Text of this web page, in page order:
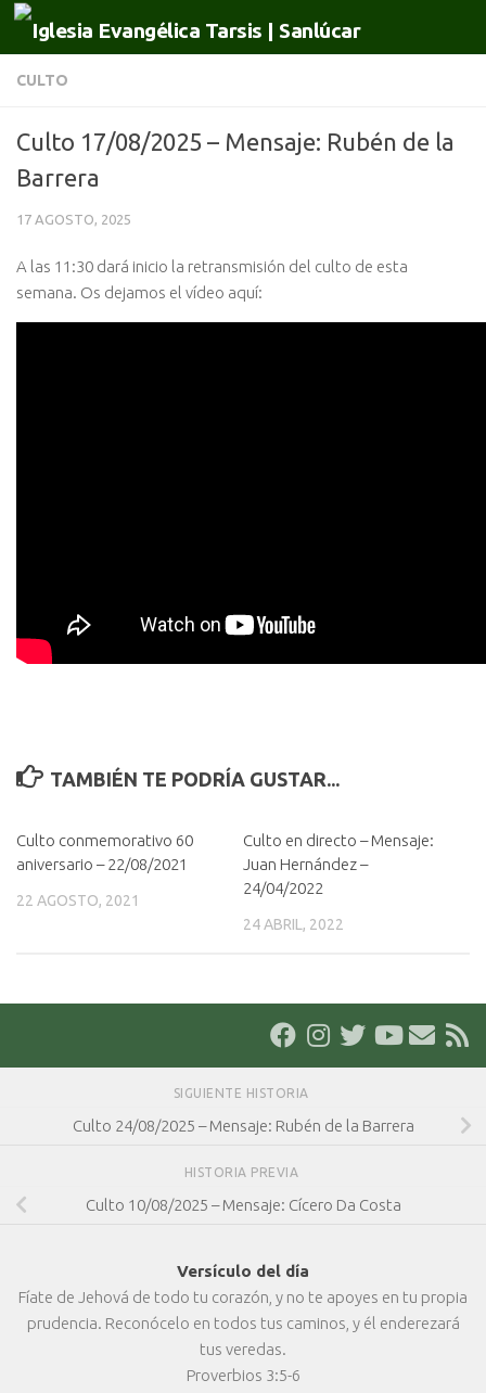
Saltar al contenido
CULTO
Culto 17/08/2025 – Mensaje: Rubén de la
Barrera
17 AGOSTO, 2025
A las 11:30 dará inicio la retransmisión del culto de esta
semana. Os dejamos el vídeo aquí:
TAMBIÉN TE PODRÍA GUSTAR...
Culto conmemorativo 60
aniversario – 22/08/2021
22 AGOSTO, 2021
Culto en directo – Mensaje:
Juan Hernández –
24/04/2022
24 ABRIL, 2022
SIGUIENTE HISTORIA
Culto 24/08/2025 – Mensaje: Rubén de la Barrera
HISTORIA PREVIA
Culto 10/08/2025 – Mensaje: Cícero Da Costa
Versículo del día
Fíate de Jehová de todo tu corazón, y no te apoyes en tu propia
prudencia. Reconócelo en todos tus caminos, y él enderezará
tus veredas.
Proverbios 3:5-6